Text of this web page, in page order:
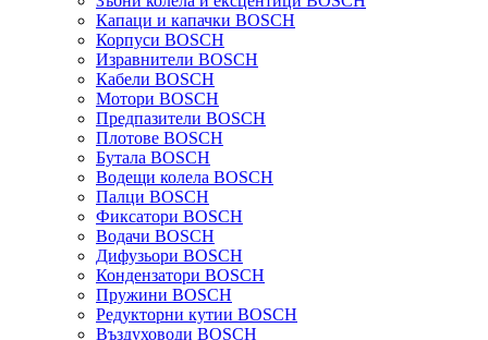
Капаци и капачки BOSCH
Корпуси BOSCH
Изравнители BOSCH
Кабели BOSCH
Мотори BOSCH
Предпазители BOSCH
Плотове BOSCH
Бутала BOSCH
Водещи колела BOSCH
Палци BOSCH
Фиксатори BOSCH
Водачи BOSCH
Дифузьори BOSCH
Кондензатори BOSCH
Пружини BOSCH
Редукторни кутии BOSCH
Въздуховоди BOSCH